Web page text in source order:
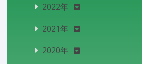
2022年
2021年
2020年